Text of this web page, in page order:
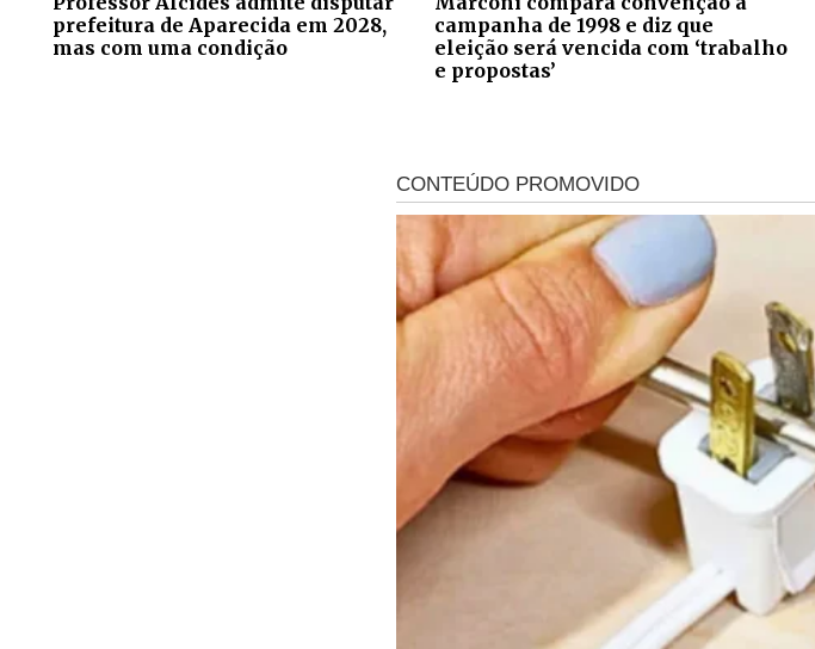
prefeitura de Aparecida em 2028,
mas com uma condição
campanha de 1998 e diz que
eleição será vencida com ‘trabalho
e propostas’